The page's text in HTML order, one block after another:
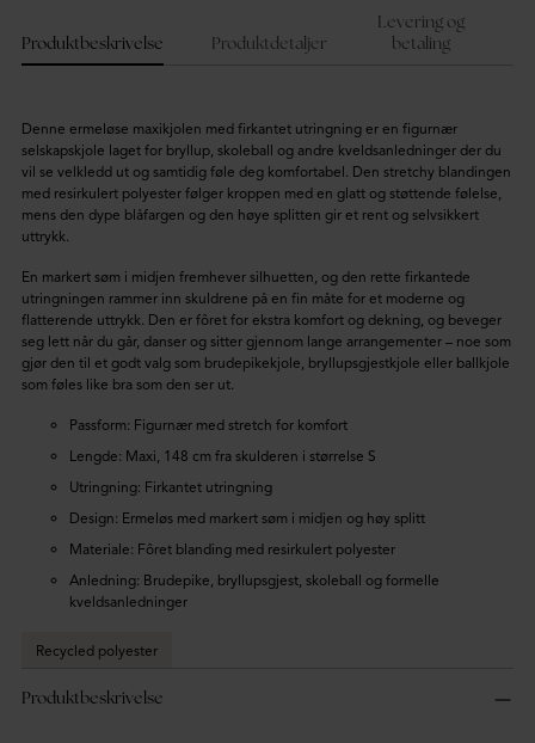
handlekurven
Produktbeskrivelse Produktdetaljer
Levering og
betaling
Denne ermeløse maxikjolen med firkantet utringning er en figurnær
selskapskjole laget for bryllup, skoleball og andre kveldsanledninger der du
vil se velkledd ut og samtidig føle deg komfortabel. Den stretchy blandingen
med resirkulert polyester følger kroppen med en glatt og støttende følelse,
mens den dype blåfargen og den høye splitten gir et rent og selvsikkert
uttrykk.
En markert søm i midjen fremhever silhuetten, og den rette firkantede
utringningen rammer inn skuldrene på en fin måte for et moderne og
flatterende uttrykk. Den er fôret for ekstra komfort og dekning, og beveger
seg lett når du går, danser og sitter gjennom lange arrangementer – noe som
gjør den til et godt valg som brudepikekjole, bryllupsgjestkjole eller ballkjole
som føles like bra som den ser ut.
Passform: Figurnær med stretch for komfort
Lengde: Maxi, 148 cm fra skulderen i størrelse S
Utringning: Firkantet utringning
Design: Ermeløs med markert søm i midjen og høy splitt
Materiale: Fôret blanding med resirkulert polyester
Anledning: Brudepike, bryllupsgjest, skoleball og formelle
kveldsanledninger
Recycled polyester
Produktbeskrivelse